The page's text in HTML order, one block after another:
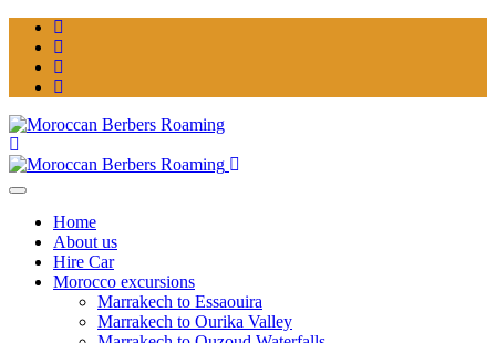
Home
About us
Hire Car
Morocco excursions
Marrakech to Essaouira
Marrakech to Ourika Valley